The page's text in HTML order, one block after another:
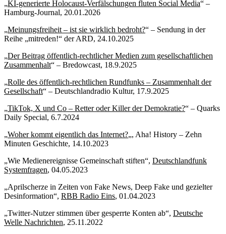
„KI-generierte Holocaust-Verfälschungen fluten Social Media“ –
Hamburg-Journal, 20.01.2026
„Meinungsfreiheit – ist sie wirklich bedroht?“ – Sendung in der
Reihe „mitreden!“ der ARD, 24.10.2025
„Der Beitrag öffentlich-rechtlicher Medien zum gesellschaftlichen
Zusammenhalt“ – Bredowcast, 18.9.2025
„Rolle des öffentlich-rechtlichen Rundfunks – Zusammenhalt der
Gesellschaft“ – Deutschlandradio Kultur, 17.9.2025
„TikTok, X und Co – Retter oder Killer der Demokratie?“ – Quarks
Daily Special, 6.7.2024
„Woher kommt eigentlich das Internet?„, Aha! History – Zehn
Minuten Geschichte, 14.10.2023
„Wie Medienereignisse Gemeinschaft stiften“, Deutschlandfunk
Systemfragen, 04.05.2023
„Aprilscherze in Zeiten von Fake News, Deep Fake und gezielter
Desinformation“, RBB Radio Eins, 01.04.2023
„Twitter-Nutzer stimmen über gesperrte Konten ab“, Deutsche
Welle Nachrichten, 25.11.2022